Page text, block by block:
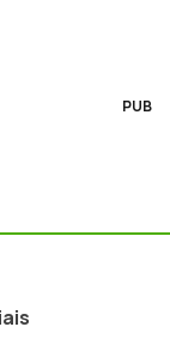
PUB